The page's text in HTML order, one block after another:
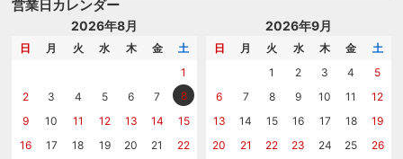
記念品工房の使い方
メッセージカード
商品選びを相談する
名入れについて相談する
カタログを請求する
営業日カレンダー
2026年8月
日 月 火 水 木 金
土
1
2
3 4 5 6 7
8
9
10 11 12 13 14
15
16
17 18 19 20 21 22
2026年9月
日 月 火 水 木 金
土
1
2 3 4
5
6
7 8 9 10 11
12
13
14 15 16 17 18
19
20
21 22 23 24 25 26